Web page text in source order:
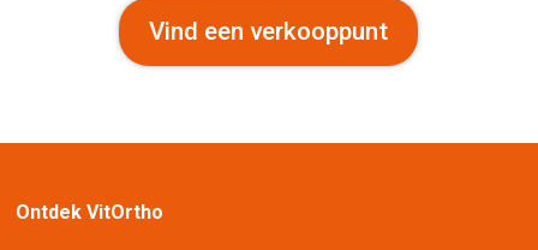
Vind een verkooppunt
Ontdek VitOrtho